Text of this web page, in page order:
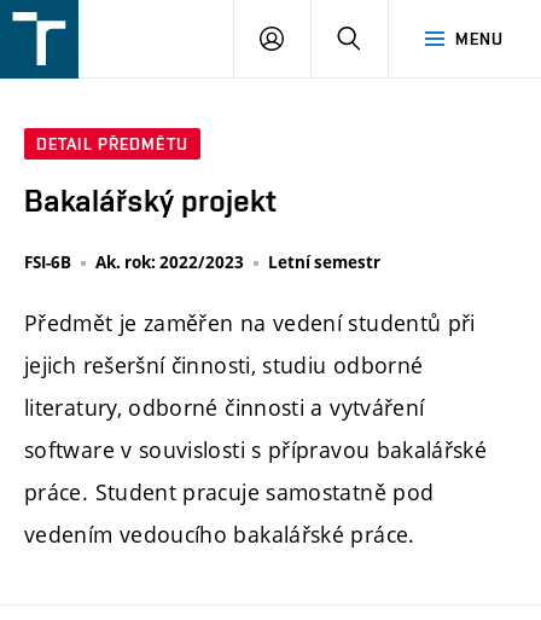
v
MENU
PŘIHLÁŠENÍ
DETAIL PŘEDMĚTU
Bakalářský projekt
FSI-6B Ak. rok: 2022/2023 Letní semestr
Předmět je zaměřen na vedení studentů při
jejich rešeršní činnosti, studiu odborné
literatury, odborné činnosti a vytváření
software v souvislosti s přípravou bakalářské
práce. Student pracuje samostatně pod
vedením vedoucího bakalářské práce.